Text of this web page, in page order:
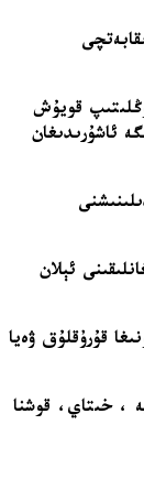
ۋاقتىنچە توڭلىتىپ قويۇش
ئاشۇرىدىغان
ئېلان
قۇرۇقلۇق ۋەيا
، خىتاي، قوشنا